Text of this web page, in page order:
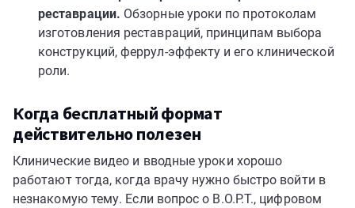
реставрации. Обзорные уроки по протоколам
изготовления реставраций, принципам выбора
конструкций, феррул-эффекту и его клинической
роли.
Когда бесплатный формат
действительно полезен
Клинические видео и вводные уроки хорошо
работают тогда, когда врачу нужно быстро войти в
незнакомую тему. Если вопрос о B.O.P.T., цифровом